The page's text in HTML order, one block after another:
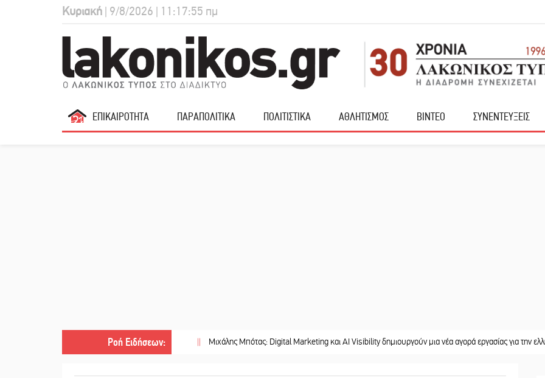
Κυριακή | 9/8/2026 | 11:17:56 πμ
ΕΠΙΚΑΙΡΟΤΗΤΑ ΠΑΡΑΠΟΛΙΤΙΚΑ ΠΟΛΙΤΙΣΤΙΚΑ ΑΘΛΗΤΙΣΜΟΣ ΒΙΝΤΕΟ ΣΥΝΕΝΤΕΥΞΕΙΣ
Ροή Ειδήσεων:
|| Μιχάλης Μπότας: Digital Marketing και AI Visibility δημιουργούν μια νέα αγορά εργασίας για την ελληνική